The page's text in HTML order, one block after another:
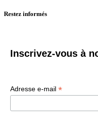
Restez informés
Inscrivez-vous à
Adresse e-mail *